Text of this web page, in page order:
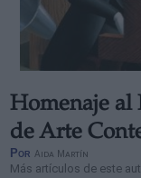
Homenaje al
de Arte
Por Aida Martín
Más artículos de este
Derechos: